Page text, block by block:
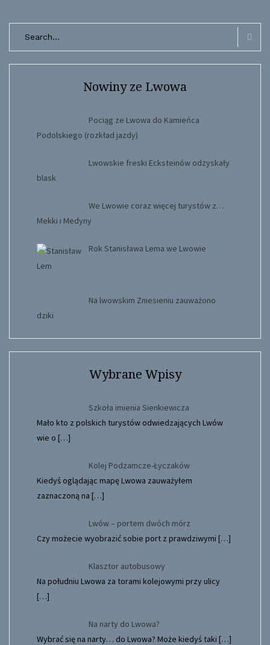
Search
Nowiny ze Lwowa
Pociąg ze Lwowa do Kamieńca
Podolskiego (rozkład jazdy)
Lwowskie freski Ecksteinów odzyskały
blask
We Lwowie coraz więcej turystów z…
Mekki i Medyny
Rok Stanisława Lema we Lwowie
Na lwowskim Zniesieniu zauważono
dziki
Wybrane Wpisy
Szkoła imienia Sienkiewicza
Mało kto z polskich turystów odwiedzających Lwów
wie o […]
Kolej Podzamcze-Łyczaków
Kiedyś oglądając mapę Lwowa zauważyłem
zaznaczoną na […]
Lwów – portem dwóch mórz
Czy możecie wyobrazić sobie port z prawdziwymi […]
Klasztor autobusowy
Na południu Lwowa za torami kolejowymi przy ulicy
[…]
Na narty do Lwowa?
Wybrać się na narty… do Lwowa? Może kiedyś taki […]